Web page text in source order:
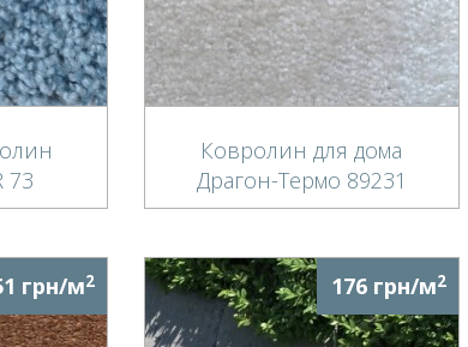
73
Ковролин для дома
Драгон-Термо 89231
грн/м2 176 грн/м2